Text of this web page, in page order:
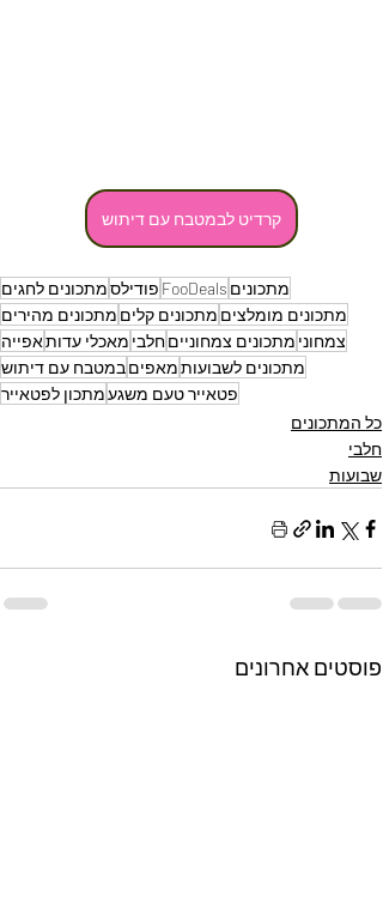
קרדיט לבמטבח עם דיתוש
מתכונים FooDeals פודילסמתכונים לחגים
מתכונים מומלצים מתכונים קלים מתכונים מהירים
צמחוני מתכונים צמחונייםחלבי מאכלי עדותאפייה
מתכונים לשבועותמאפיםבמטבח עם דיתוש
פטאייר טעם משגעמתכון לפטאייר
כל המתכונים
חלבי
שבועות
פוסטים אחרונים